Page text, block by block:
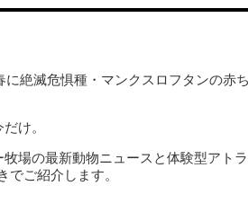
絶滅危惧種・マンクスロフタンの赤
け。
場の最新動物ニュースと体験型アト
ご紹介します。